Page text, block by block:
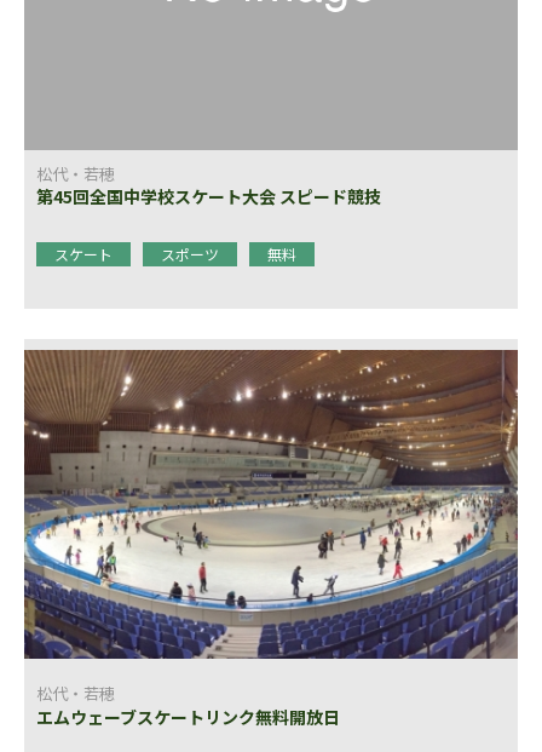
松代・若穂
第45回全国中学校スケート大会 スピード競技
スケート スポーツ 無料
松代・若穂
エムウェーブスケートリンク無料開放日